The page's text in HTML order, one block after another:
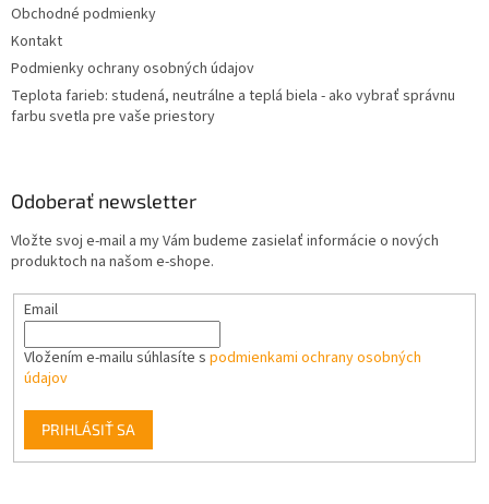
Obchodné podmienky
Kontakt
Podmienky ochrany osobných údajov
Teplota farieb: studená, neutrálne a teplá biela - ako vybrať správnu
farbu svetla pre vaše priestory
Odoberať newsletter
Vložte svoj e-mail a my Vám budeme zasielať informácie o nových
produktoch na našom e-shope.
Email
Vložením e-mailu súhlasíte s podmienkami ochrany osobných
údajov
PRIHLÁSIŤ SA